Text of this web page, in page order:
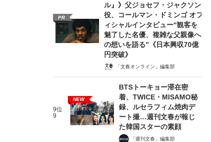
PR
ル』》父ジョセフ・ジャクソン
役、コールマン・ドミンゴ オフ
ィシャルインタビュー“観客を
魅了した名優、複雑な父親像へ
の想いを語る”《日本興収70億
円突破》
「文春オンライン」編集部
9位
9
NEW
BTSトーキョー滞在密
着、TWICE・MISAMO秘
録、ルセラフィム焼肉デ
ート撮…週刊文春が報じ
た韓国スターの素顔
「週刊文春」編集部